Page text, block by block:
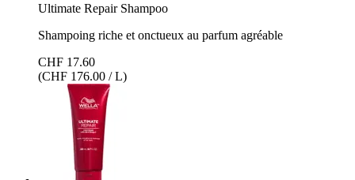
Ultimate Repair Shampoo
Shampoing riche et onctueux au parfum agréable
CHF 17.60
(CHF 176.00 / L)